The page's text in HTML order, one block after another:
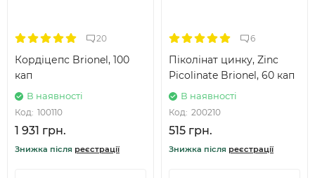
20
Кордіцепс Brionel, 100
кап
В наявності
Код: 100110
1 931 грн.
Знижка після реєстрації
6
Піколінат цинку, Zinc
Picolinate Brionel, 60 кап
В наявності
Код: 200210
515 грн.
Знижка після реєстрації